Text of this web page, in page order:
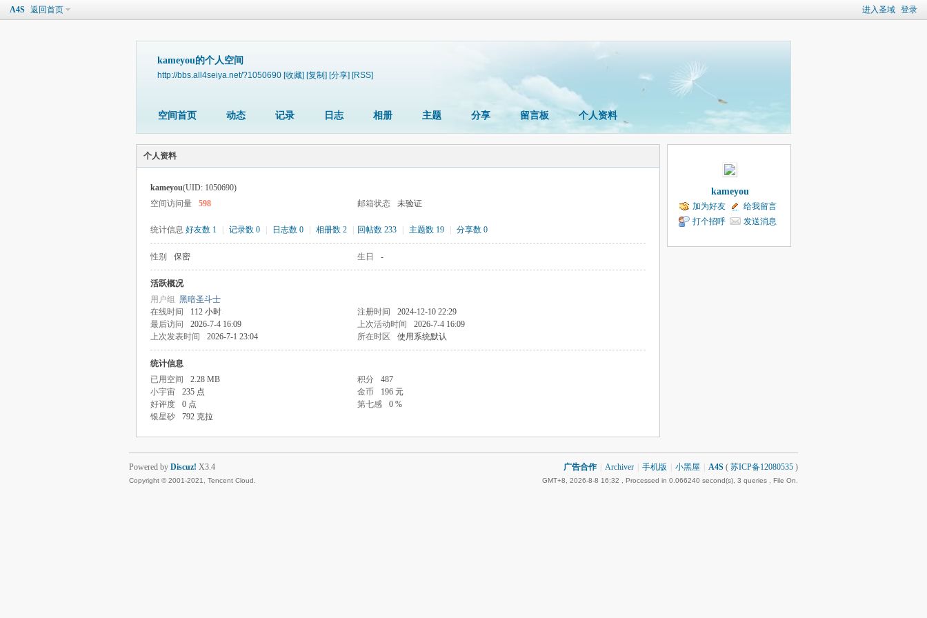
进入圣域 登录
A4S 返回首页
kameyou的个人空间
http://bbs.all4seiya.net/?1050690 [收藏] [复制] [分享] [RSS]
空间首页 动态 记录 日志 相册 主题 分享 留言板 个人资料
个人资料
kameyou(UID: 1050690)
空间访问量
598 邮箱状态 未验证
统计信息 好友数 1 记录数 0 日志数 0 相册数 2 回帖数 233 主题数 19 分享数 0
性别 保密 生日 -
活跃概况
用户组 黑暗圣斗士
在线时间
112 小时 注册时间
2024-12-10 22:29
最后访问
2026-7-4 16:09 上次活动时间
2026-7-4 16:09
上次发表时间
2026-7-1 23:04 所在时区 使用系统默认
统计信息
已用空间
2.28 MB 积分
487
小宇宙
235 点 金币
196 元
好评度
0 点 第七感
0 %
银星砂
792 克拉
kameyou
加为好友
给我留言
打个招呼
发送消息
广告合作 Archiver 手机版 小黑屋 A4S ( 苏ICP备12080535 )
GMT+8, 2026-8-8 16:32 , Processed in 0.066240 second(s), 3 queries , File On.
Powered by Discuz! X3.4
Copyright © 2001-2021, Tencent Cloud.